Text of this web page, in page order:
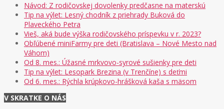
Návod: Z rodičovskej dovolenky predčasne na materskú
Tip na výlet: Lesný chodník z priehrady Buková do
Plaveckého Petra
Vieš, aká bude výška rodičovského príspevku v r. 2023?
Obľúbené miniFarmy pre deti (Bratislava – Nové Mesto nad
Váhom)
Od 8. mes.: Úžasné mrkvovo-syrové sušienky pre deti
Tip na výlet: Lesopark Brezina (v Trenčíne) s deťmi
Od 6. mes.: Rýchla krúpkovo-hrášková kaša s mäsom
V SKRATKE O NÁS